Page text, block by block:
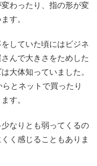
わったり、指の形が変
す。
していた頃にはビジネ
んで大きさをためした
大体知っていました。
とネットで買ったり
す。
なりとも弱ってくるの
く感じることもありま